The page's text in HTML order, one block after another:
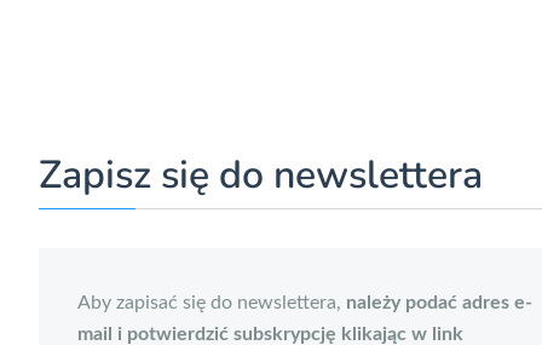
Zapisz się do newslettera
Aby zapisać się do newslettera, należy podać adres e-
mail i potwierdzić subskrypcję klikając w link